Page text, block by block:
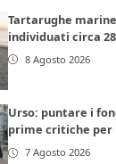
Tartarughe
individuati circa
8 Agosto 2026
Urso: puntare i
prime critiche per
7 Agosto 2026